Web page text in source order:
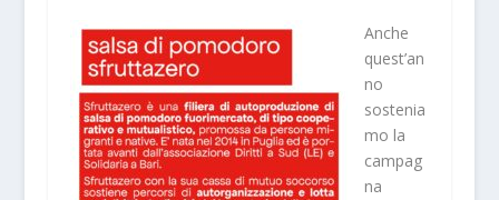
Anche
quest’an
no
sostenia
mo la
campag
na